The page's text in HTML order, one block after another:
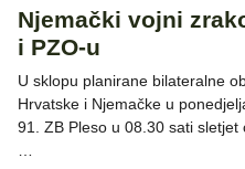
Njemački vojni
i PZO-u
U sklopu planirane bilateralne
Hrvatske i Njemačke u
91. ZB Pleso u 08.30 sati
…